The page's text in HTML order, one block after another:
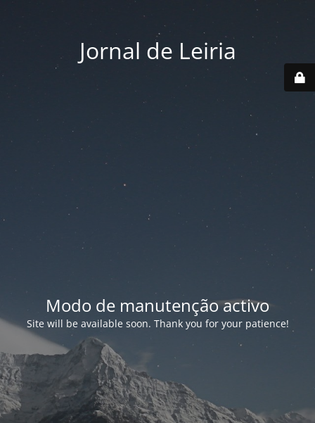
Jornal de Leiria
Modo de manutenção activo
Site will be available soon. Thank you for your patience!